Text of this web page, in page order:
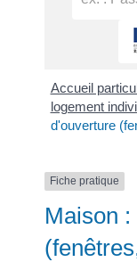
Accueil
logement
d'ouverture
Fiche pratique
Maison